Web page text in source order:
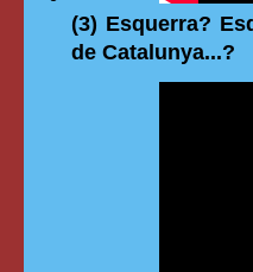
(3) Esquerra?
de Catalunya...?